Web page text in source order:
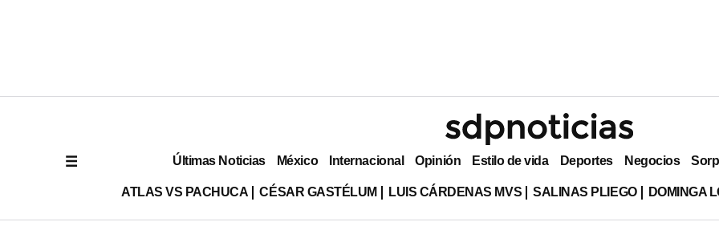
Últimas Noticias México Internacional Opinión Estilo de vida Deportes Negocios
ATLAS VS PACHUCA CÉSAR GASTÉLUM LUIS CÁRDENAS MVS SALINAS PLIEGO DOMINGA